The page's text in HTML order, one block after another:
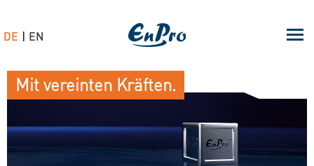
Mit vereinten Kräften.
DE EN